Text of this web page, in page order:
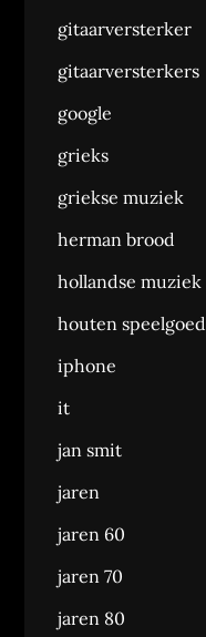
gitaarversterker
gitaarversterkers
google
grieks
griekse muziek
herman brood
hollandse muziek
houten speelgoed
iphone
it
jan smit
jaren
jaren 60
jaren 70
jaren 80